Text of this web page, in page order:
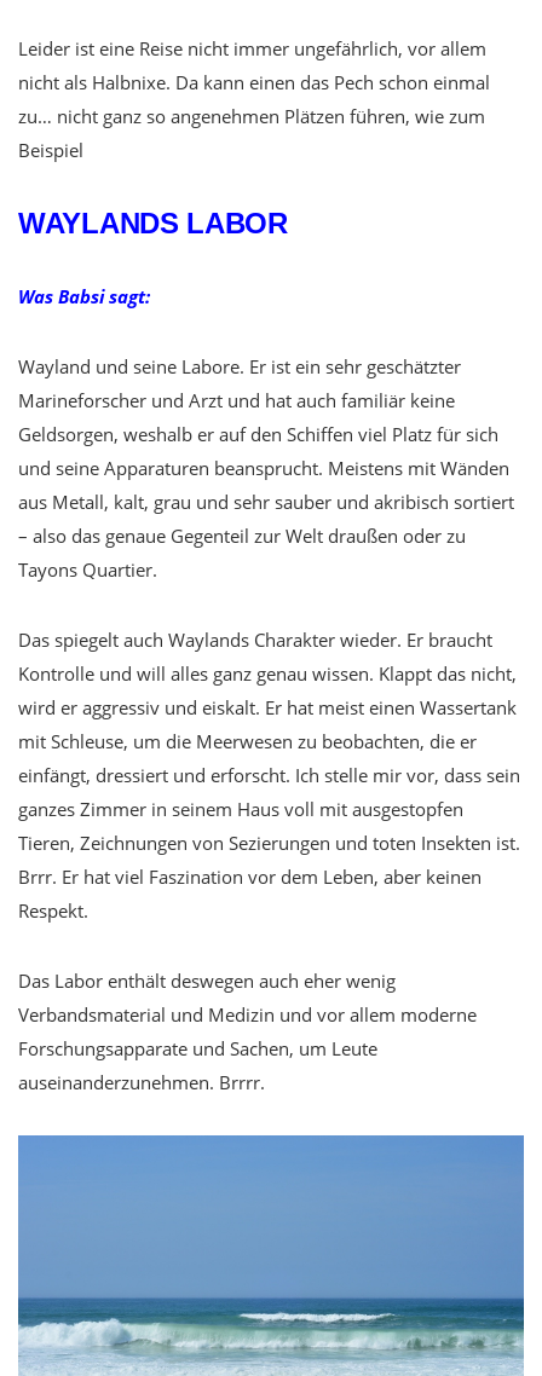
Leider ist eine Reise nicht immer ungefährlich, vor allem
nicht als Halbnixe. Da kann einen das Pech schon einmal
zu… nicht ganz so angenehmen Plätzen führen, wie zum
Beispiel
WAYLANDS LABOR
Was Babsi sagt:
Wayland und seine Labore. Er ist ein sehr geschätzter
Marineforscher und Arzt und hat auch familiär keine
Geldsorgen, weshalb er auf den Schiffen viel Platz für sich
und seine Apparaturen beansprucht. Meistens mit Wänden
aus Metall, kalt, grau und sehr sauber und akribisch sortiert
– also das genaue Gegenteil zur Welt draußen oder zu
Tayons Quartier.
Das spiegelt auch Waylands Charakter wieder. Er braucht
Kontrolle und will alles ganz genau wissen. Klappt das nicht,
wird er aggressiv und eiskalt. Er hat meist einen Wassertank
mit Schleuse, um die Meerwesen zu beobachten, die er
einfängt, dressiert und erforscht. Ich stelle mir vor, dass sein
ganzes Zimmer in seinem Haus voll mit ausgestopfen
Tieren, Zeichnungen von Sezierungen und toten Insekten ist.
Brrr. Er hat viel Faszination vor dem Leben, aber keinen
Respekt.
Das Labor enthält deswegen auch eher wenig
Verbandsmaterial und Medizin und vor allem moderne
Forschungsapparate und Sachen, um Leute
auseinanderzunehmen. Brrrr.